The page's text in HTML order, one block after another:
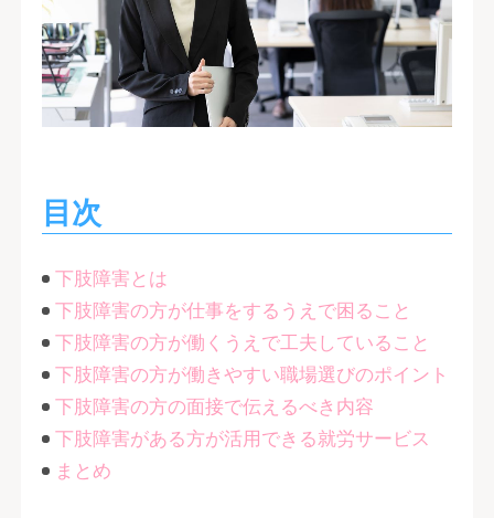
目次
下肢障害とは
下肢障害の方が仕事をするうえで困ること
下肢障害の方が働くうえで工夫していること
下肢障害の方が働きやすい職場選びのポイント
下肢障害の方の面接で伝えるべき内容
下肢障害がある方が活用できる就労サービス
まとめ